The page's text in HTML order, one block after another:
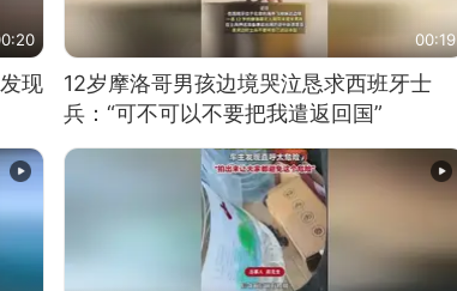
现
00:19
12岁摩洛哥男孩边境哭泣恳求西班牙士
兵：“可不可以不要把我遣返回国”